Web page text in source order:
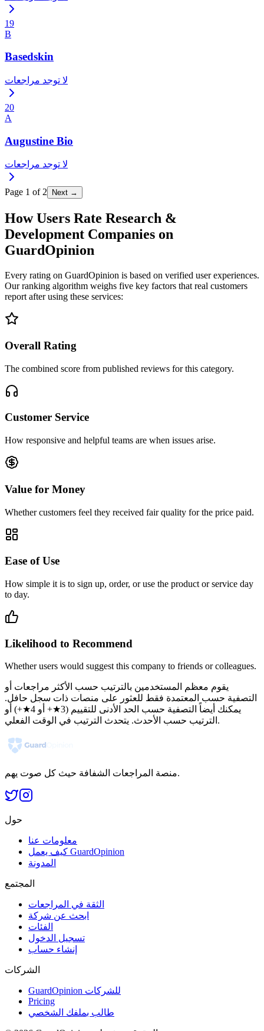
19
B
Basedskin
لا توجد مراجعات
20
A
Augustine Bio
لا توجد مراجعات
Page 1 of2 Next →
How Users Rate Research &
Development Companies on
GuardOpinion
Every rating on GuardOpinion is based on verified user experiences.
Our ranking algorithm weighs five key factors that real customers
report after using these services:
Overall Rating
The combined score from published reviews for this category.
Customer Service
How responsive and helpful teams are when issues arise.
Value for Money
Whether customers feel they received fair quality for the price paid.
Ease of Use
How simple it is to sign up, order, or use the product or service day
to day.
Likelihood to Recommend
Whether users would suggest this company to friends or colleagues.
يقوم معظم المستخدمين بالترتيب حسب الأكثر مراجعات أو
التصفية حسب المعتمدة فقط للعثور على منصات ذات سجل حافل.
يمكنك أيضاً التصفية حسب الحد الأدنى للتقييم (3★+ أو 4★+) أو
الترتيب حسب الأحدث. يتحدث الترتيب في الوقت الفعلي.
منصة المراجعات الشفافة حيث كل صوت يهم.
حول
معلومات عنا
كيف يعمل GuardOpinion
المدونة
المجتمع
الثقة في المراجعات
ابحث عن شركة
الفئات
تسجيل الدخول
إنشاء حساب
الشركات
GuardOpinion للشركات
Pricing
طالب بملفك الشخصي